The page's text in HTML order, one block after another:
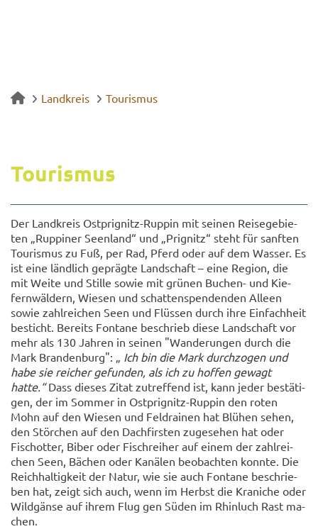
Landkreis Tourismus
Tou­ris­mus
Der Land­kreis Ostprignitz-​Ruppin mit sei­nen Rei­se­ge­bie­
ten „Rup­pi­ner Se­en­land“ und „Pri­g­nitz“ steht für sanf­ten
Tou­ris­mus zu Fuß, per Rad, Pferd oder auf dem Was­ser. Es
ist eine länd­lich ge­präg­te Land­schaft – eine Re­gi­on, die
mit Weite und Stil­le sowie mit grü­nen Buchen-​ und Kie­
fern­wäl­dern, Wie­sen und schat­ten­spen­den­den Al­le­en
sowie zahl­rei­chen Seen und Flüs­sen durch ihre Ein­fach­heit
be­sticht. Be­reits Fon­ta­ne be­schrieb diese Land­schaft vor
mehr als 130 Jah­ren in sei­nen "Wan­de­run­gen durch die
Mark Bran­den­burg": „ Ich bin die Mark durch­zo­gen und
habe sie rei­cher ge­fun­den, als ich zu hof­fen ge­wagt
hatte.“Dass die­ses Zitat zu­tref­fend ist, kann jeder be­stä­ti­
gen, der im Som­mer in Ostprignitz-​Ruppin den roten
Mohn auf den Wie­sen und Feldrai­nen hat Blü­hen sehen,
den Stör­chen auf den Dach­firs­ten zu­ge­se­hen hat oder
Fisch­ot­ter, Biber oder Fisch­rei­her auf einem der zahl­rei­
chen Seen, Bä­chen oder Ka­nä­len be­ob­ach­ten konn­te. Die
Reich­hal­tig­keit der Natur, wie sie auch Fon­ta­ne be­schrie­
ben hat, zeigt sich auch, wenn im Herbst die Kra­ni­che oder
Wild­gän­se auf ihrem Flug gen Süden im Rhin­luch Rast ma­
chen.